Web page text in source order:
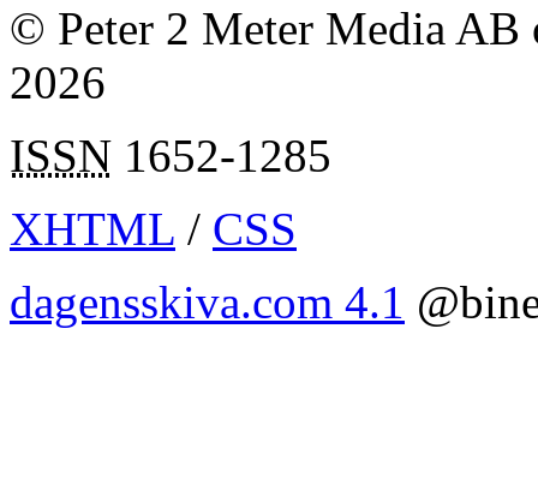
© Peter 2 Meter Media AB
2026
ISSN 1652-1285
XHTML / CSS
dagensskiva.com 4.1